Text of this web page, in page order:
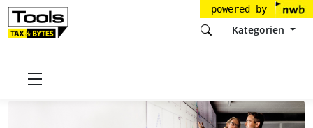
powered by
Kategorien
Startseite